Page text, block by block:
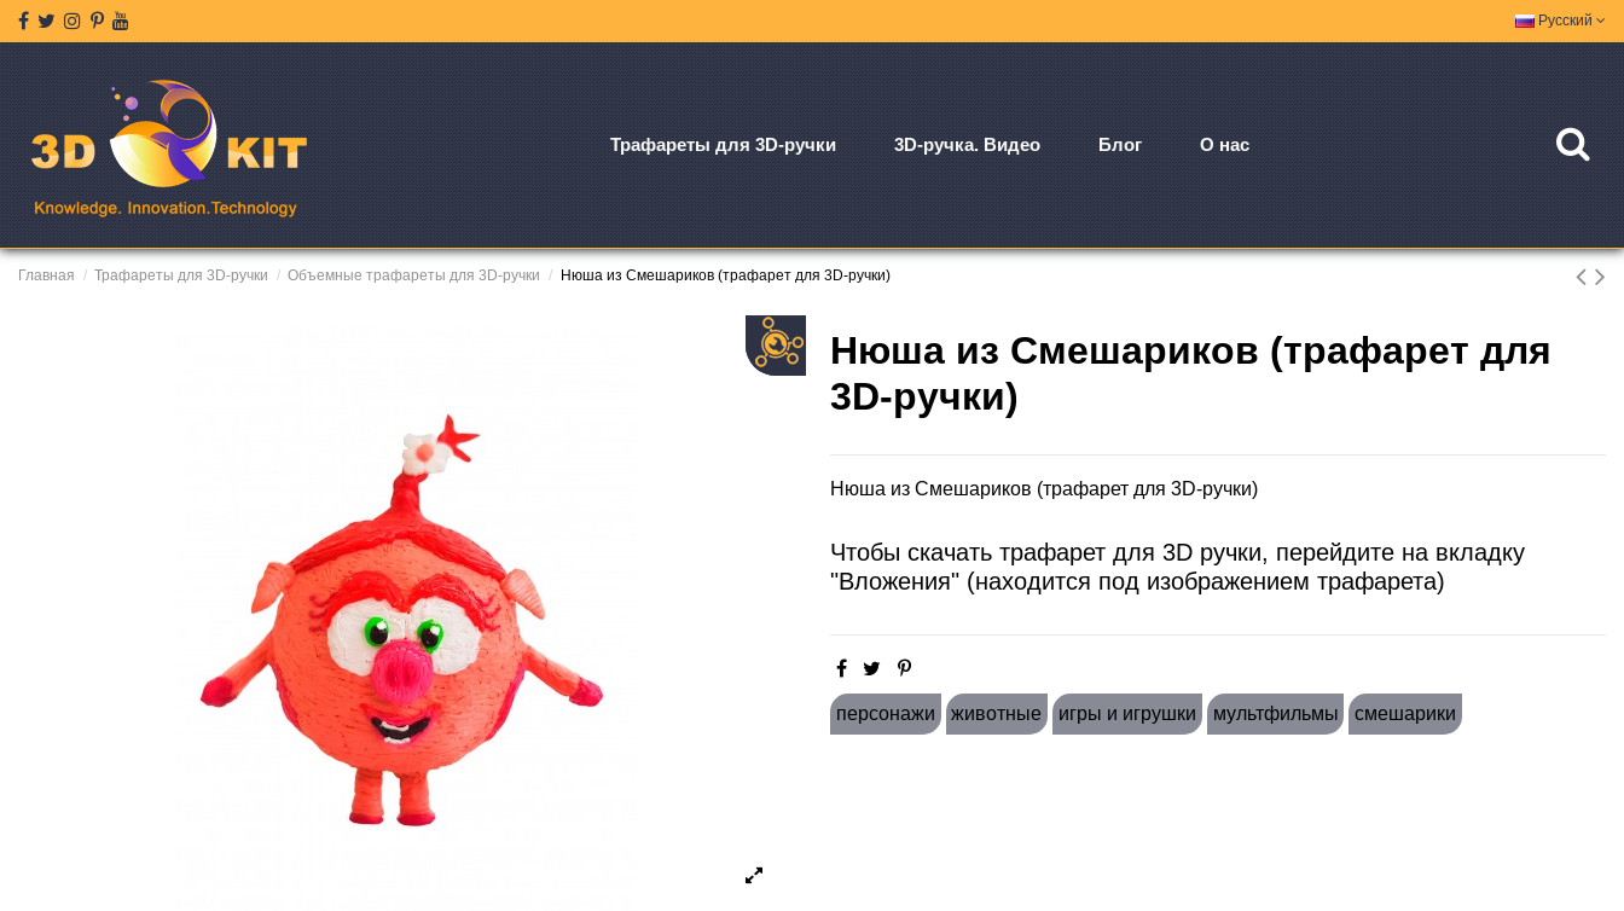
Русский
Трафареты для 3D-ручки 3D-ручка. Видео Блог О нас
Главная Трафареты для 3D-ручки Объемные трафареты для 3D-ручки Нюша из Смешариков (трафарет для 3D-ручки)
Нюша из Смешариков (трафарет для
3D-ручки)
Нюша из Смешариков (трафарет для 3D-ручки)
Чтобы скачать трафарет для 3D ручки, перейдите на вкладку
"Вложения" (находится под изображением трафарета)
персонажи животные игры и игрушки мультфильмы смешарики